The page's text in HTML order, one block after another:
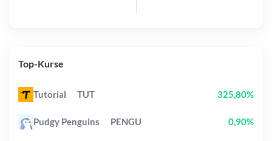
Top-Kurse
Tutorial TUT 325,80%
Pudgy Penguins PENGU 0,90%